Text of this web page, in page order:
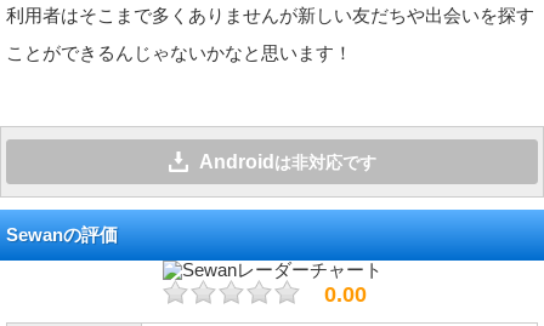
利用者はそこまで多くありませんが新しい友だちや出会いを探す
ことができるんじゃないかなと思います！
Android は非対応です
Sewanの評価
0.00